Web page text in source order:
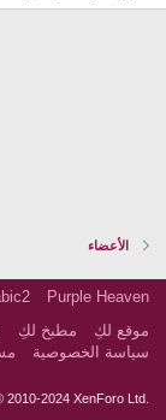
الأعضاء
Purple Heaven
موقع لكِ
مطبخ لكِ
سياسة الخصوصية
2010-2024 XenForo Ltd.